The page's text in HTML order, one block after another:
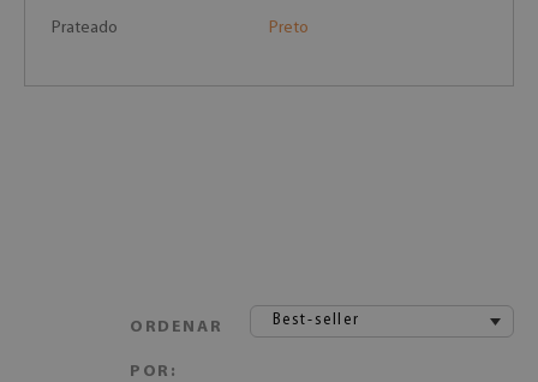
Prateado Preto
ORDENAR
POR:
Best-seller